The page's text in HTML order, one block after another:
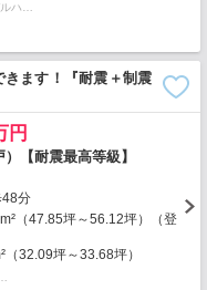
ハ…
ます！『耐震＋制震
円
【耐震最高等級】
48分
（47.85坪～56.12坪）（登
（32.09坪～33.68坪）